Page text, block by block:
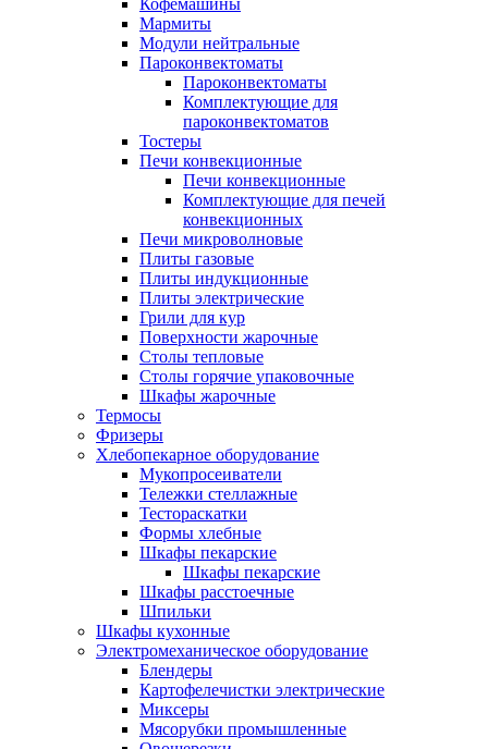
Мармиты
Модули нейтральные
Пароконвектоматы
Пароконвектоматы
Комплектующие для
пароконвектоматов
Тостеры
Печи конвекционные
Печи конвекционные
Комплектующие для печей
конвекционных
Печи микроволновые
Плиты газовые
Плиты индукционные
Плиты электрические
Грили для кур
Поверхности жарочные
Столы тепловые
Столы горячие упаковочные
Шкафы жарочные
Термосы
Фризеры
Хлебопекарное оборудование
Мукопросеиватели
Тележки стеллажные
Тестораскатки
Формы хлебные
Шкафы пекарские
Шкафы пекарские
Шкафы расстоечные
Шпильки
Шкафы кухонные
Электромеханическое оборудование
Блендеры
Картофелечистки электрические
Миксеры
Мясорубки промышленные